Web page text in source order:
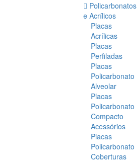
Policarbonatos
e Acrílicos
Placas
Acrílicas
Placas
Perfiladas
Placas
Policarbonato
Alveolar
Placas
Policarbonato
Compacto
Acessórios
Placas
Policarbonato
Coberturas